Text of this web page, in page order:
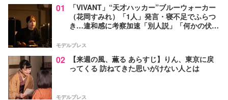
01
「VIVANT」“天才ハッカー”ブルーウォーカー
（花岡すみれ）「1人」発言・寝不足でふらつ
き…違和感に考察加速「別人説」「何かの伏線
モデルプレス
02
【来週の風、薫る あらすじ】りん、東京に戻
ってくる 訪ねてきた思いがけない人とは
モデルプレス